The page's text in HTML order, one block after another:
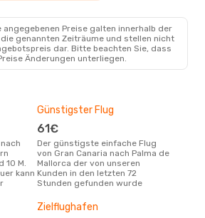
angegebenen Preise galten innerhalb der
genannten Zeiträume und stellen nicht
dar. Bitte beachten Sie, dass
Änderungen unterliegen.
10 M.
kann
Günstigster Flug
61€
Der günstigste einfache Flug
von Gran Canaria nach Palma de
Mallorca der von unseren
Kunden in den letzten 72
Stunden gefunden wurde
Zielflughafen